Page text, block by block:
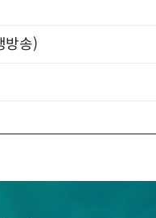
방송)